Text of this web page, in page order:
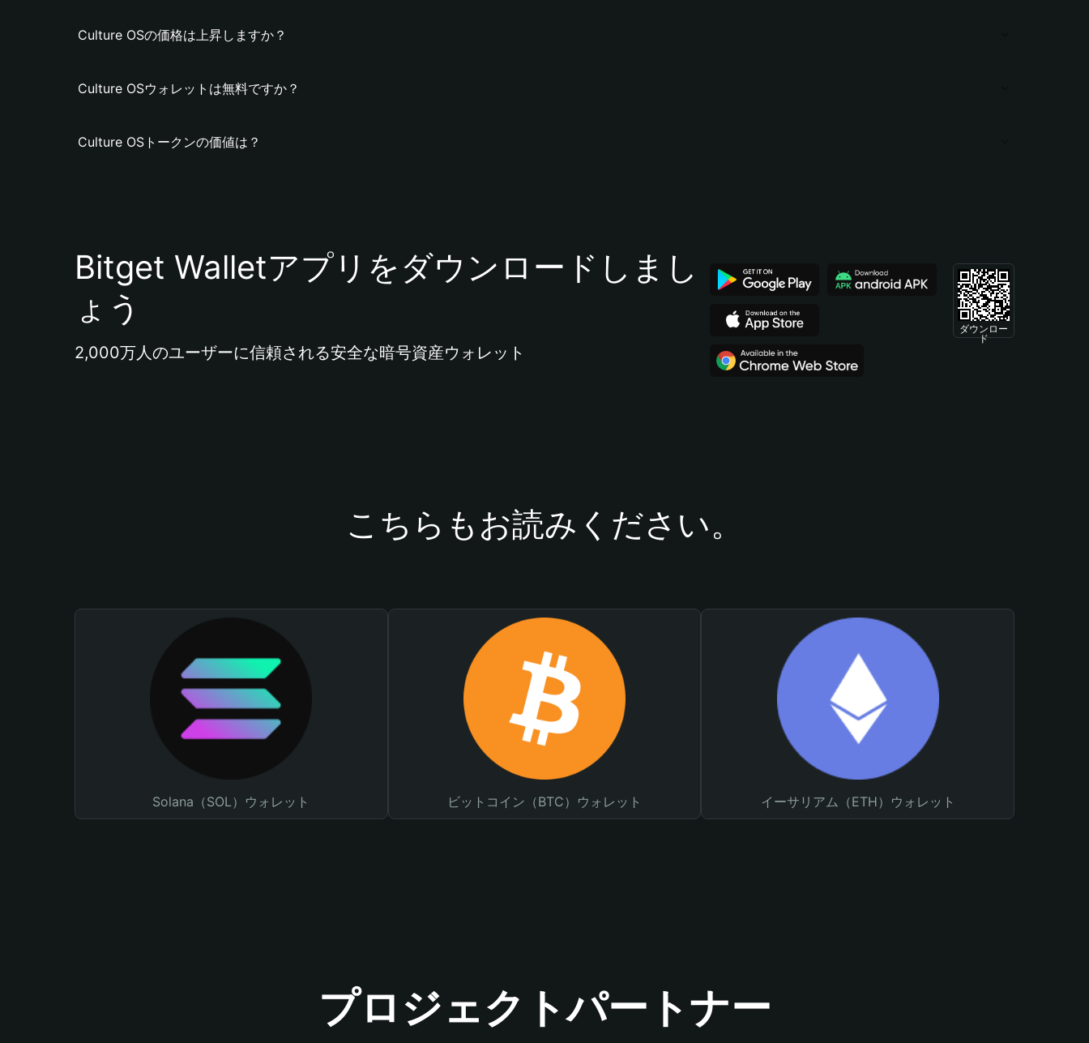
Culture OSの価格は上昇しますか？
Culture OSウォレットは無料ですか？
Culture OSトークンの価値は？
Bitget Walletアプリをダウンロードしまし
ょう
2,000万人のユーザーに信頼される安全な暗号資産ウォレット
ダウンロー
ド
こちらもお読みください。
Solana（SOL）ウォレット ビットコイン（BTC）ウォレット イーサリアム（ETH）ウォレット
プロジェクトパートナー